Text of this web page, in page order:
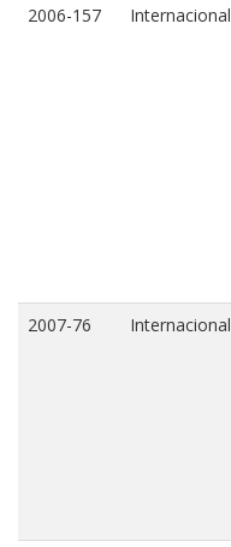
2006-157 Internacional
2007-76 Internacional